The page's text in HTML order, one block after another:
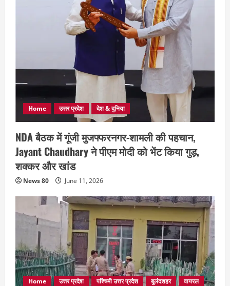
Home उत्तर प्रदेश देश & दुनिया
NDA बैठक में गूंजी मुजफ्फरनगर-शामली की पहचान,
Jayant Chaudhary ने पीएम मोदी को भेंट किया गुड़,
शक्कर और खांड
News 80 June 11, 2026
Home उत्तर प्रदेश पश्चिमी उत्तर प्रदेश बुलंदशहर
वायरल